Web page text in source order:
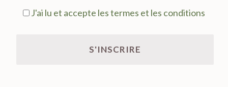
J'ai lu et accepte les termes et les conditions